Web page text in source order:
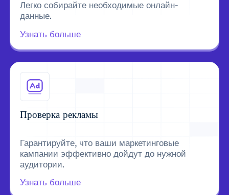
Легко собирайте необходимые онлайн-
данные.
Узнать больше
Проверка рекламы
Гарантируйте, что ваши маркетинговые
кампании эффективно дойдут до нужной
аудитории.
Узнать больше